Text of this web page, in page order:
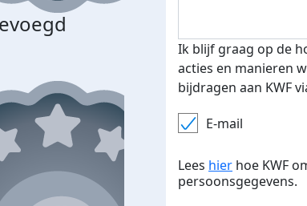
verdiend
Ik blijf graag op de
acties en manieren
bijdragen aan KWF
E-mail
Lees hier hoe KWF
persoonsgegevens.